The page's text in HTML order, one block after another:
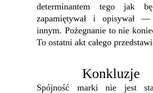
determinantem tego jak
zapamiętywał i opisywał
innym. Pożegnanie to nie
To ostatni akt całego
Konkluzje
Spójność marki nie jest